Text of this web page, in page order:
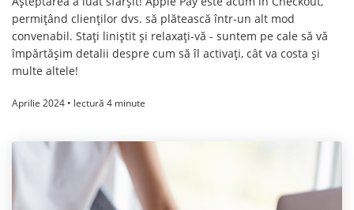
permițând clienților dvs. să plătească într-un alt mod
convenabil. Stați liniștit și relaxați-vă - suntem pe cale să vă
împărtășim detalii despre cum să îl activați, cât va costa și
multe altele!
Aprilie 2024 • lectură 4 minute